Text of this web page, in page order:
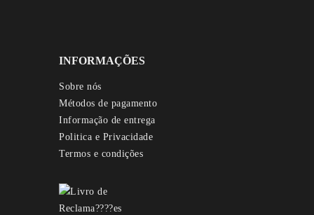
INFORMAÇÕES
Sobre nós
Métodos de pagamento
Informação de entrega
Politica e Privacidade
Termos e condições